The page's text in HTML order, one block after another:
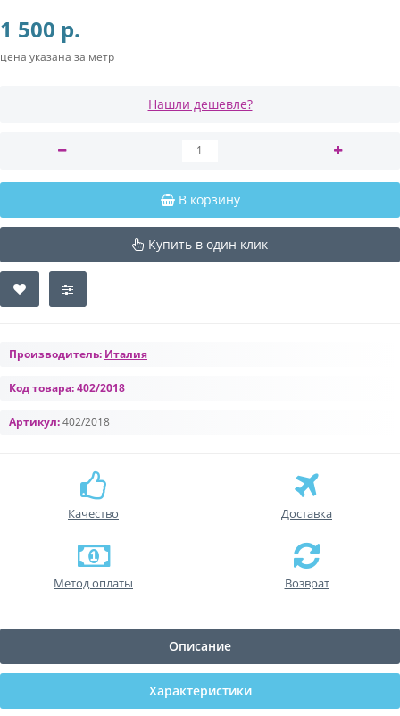
1 500 р.
цена указана за метр
Нашли дешевле?
В корзину
Купить в один клик
Производитель: Италия
Код товара:402/2018
Артикул:402/2018
Качество Доставка
Метод оплаты Возврат
Описание
Характеристики